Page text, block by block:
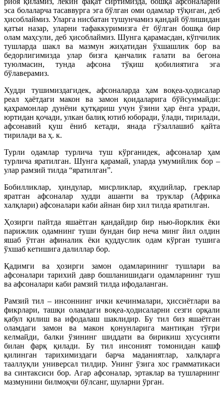
эса болаларча тасаввурга эга бўлган оми одамлар тўқиган, деб
ҳисоблаймиз. Уларга нисбатан тушунчамиз қандай бўлишидан
қатъи назар, уларни тафаккуримизга ёт бўлган бошқа бир
олам маҳсули, деб ҳисоблаймиз. Шунга қарамасдан, кўпчилик
тушларда шакл ва мазмун жиҳатидан ўхшашлик бор ва
бедорлигимизда улар бизга қанчалик ғалати ва бегона
туюлмасин, тунда афсона тўқиш қобилиятига эга
бўлаверамиз.
Худди тушимиздагидек, афсоналарда ҳам воқеа-ҳодисалар
реал ҳаётдаги макон ва замон қоидаларига бўйсунмайди:
қаҳрамонлар дунёни қутқариш учун ўзини ҳар ёнга уради,
юртидан қочади, улкан балиқ ютиб юборади, ўлади, тирилади,
афсонавий қуш ёниб кетади, янада гўзаллашиб қайта
тирилади ва ҳ. к.
Турли одамлар турлича туш кўрганидек, афсоналар ҳам
турлича яратилган. Шунга қарамай, уларда умумийлик бор –
улар рамзий тилда “яратилган”.
Бобилликлар, ҳиндулар, мисрликлар, яҳудийлар, греклар
яратган афсоналар худди ашанти ва труклар (Африка
халқлари) афсоналари каби айнан бир хил тилда яратилган.
Ҳозирги пайтда яшаётган қандайдир бир нью-йорклик ёки
парижлик одамнинг туши бундан бир неча минг йил олдин
яшаб ўтган афиналик ёки қуддуслик одам кўрган тушига
ўхшаб кетишига далиллар бор.
Қадимги ва ҳозирги замон одамларининг тушлари ва
афсоналари тарихий давр бошланишидаги одамларнинг туш
ва афсоналари каби рамзий тилда ифодаланган.
Рамзий тил – инсоннинг ички кечинмалари, ҳиссиётлари ва
фикрлари, ташқи оламдаги воқеа-ҳодисаларни сезги орқали
қабул қилиш ва ифодалаш шаклидир. Бу тил биз яшаётган
оламдаги замон ва макон қонунларига мантиқан тўғри
келмайди, балки ўзининг шиддати ва бирикиш хусусияти
билан фарқ қилади. Бу тил инсоният томонидан кашф
қилинган тарихимиздаги барча маданиятлар, халқларга
тааллуқли универсал тилдир. Унинг ўзига хос грамматикаси
ва синтаксиси бор. Агар афсоналар, эртаклар ва тушларнинг
мазмунини билмоқчи бўлсанг, шуларни ўрган.